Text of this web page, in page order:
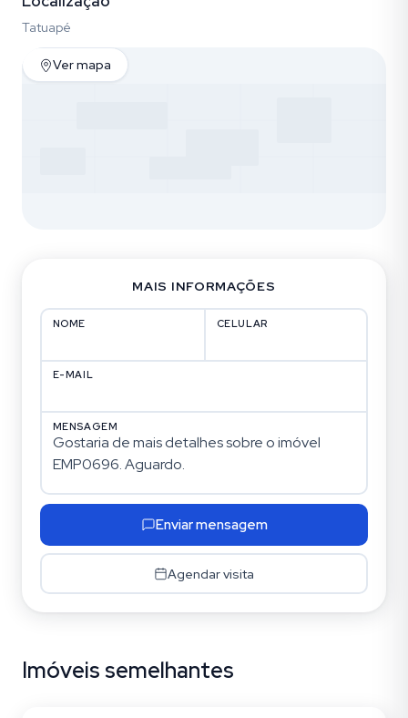
Tatuapé
Ver mapa
MAIS INFORMAÇÕES
NOME CELULAR
E-MAIL
MENSAGEM
Enviar mensagem
Agendar visita
Imóveis semelhantes
Tatuapé